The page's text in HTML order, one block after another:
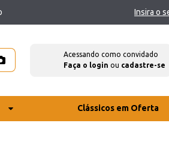
Insira o
Acessando como convidado
Faça o login ou cadastre-se
Clássicos em Oferta